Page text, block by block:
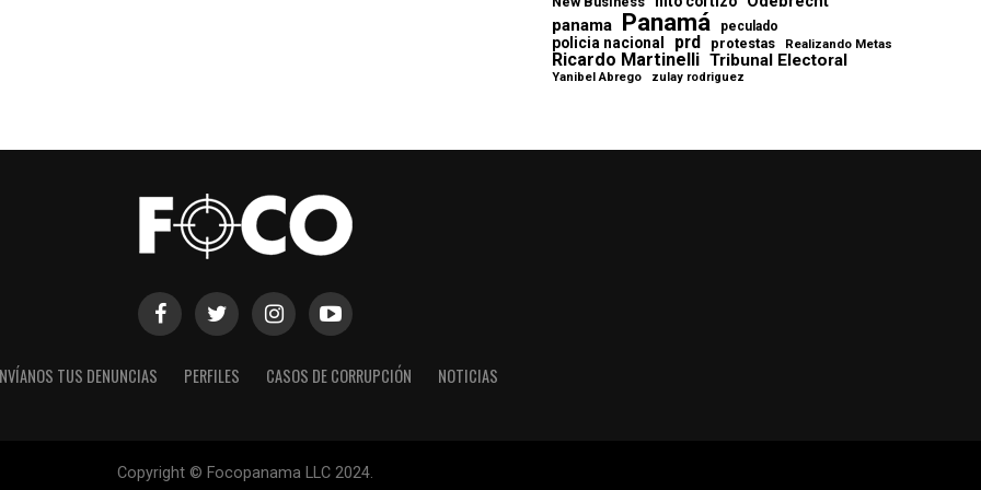
panama Panamá peculado
policia nacional prd protestas Realizando Metas
Ricardo Martinelli Tribunal Electoral
Yanibel Abrego zulay rodriguez
TUS DENUNCIAS PERFILES CASOS DE CORRUPCIÓN NOTICIAS
Copyright © Focopanama LLC 2024.